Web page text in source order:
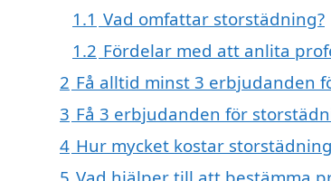
1.1 Vad omfattar storstädning?
1.2 Fördelar med att anlita
2 Få alltid minst 3 erbjudanden
3 Få 3 erbjudanden för
4 Hur mycket kostar